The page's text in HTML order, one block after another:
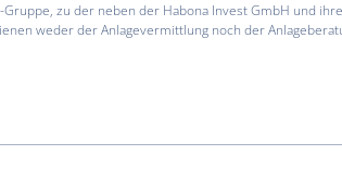
zu der neben der Habona Invest GmbH und
weder der Anlagevermittlung noch der